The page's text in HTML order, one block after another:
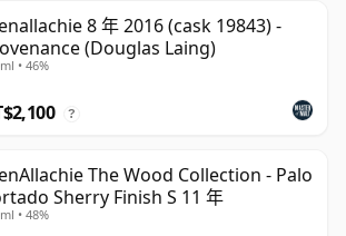
8 年 2016 (cask 19843) -
(Douglas Laing)
• 46%
?
The Wood Collection - Palo
Sherry Finish S 11 年
• 48%